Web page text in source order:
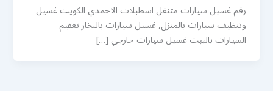
رقم غسيل سيارات متنقل اسطبلات الاحمدي الكويت غسيل
وتنظيف سيارات بالمنزل, غسيل سيارات بالبخار تعقيم
السيارات بالبيت غسيل سيارات خارجي […]